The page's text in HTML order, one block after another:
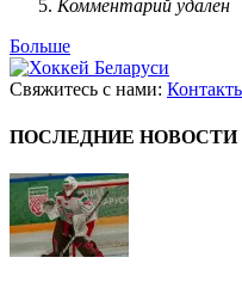
Комментарий удален
Больше
Свяжитесь с нами:
ПОСЛЕДНИЕ НОВОСТИ